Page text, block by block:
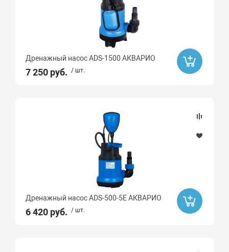
Дренажный насос ADS-1500 АКВАРИО
7 250 руб. / шт.
Дренажный насос ADS-500-5E АКВАРИО
6 420 руб. / шт.